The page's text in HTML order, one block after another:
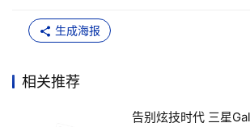
LSI逻辑近日宣布，全球五大服务器
了80%，这四家分别是HP、富士通-西门
地区的ACER也将使用LSI逻辑的SAS产品
生成海报
相关推荐
告别炫技时代 三星